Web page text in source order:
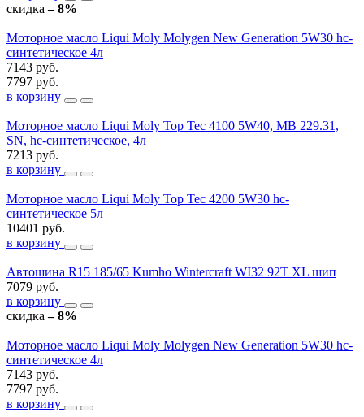
скидка– 8%
Моторное масло Liqui Moly Molygen New Generation 5W30 hc-
синтетическое 4л
7143 руб.
7797 руб.
в корзину
Моторное масло Liqui Moly Top Tec 4100 5W40, MB 229.31,
SN, hc-синтетическое, 4л
7213 руб.
в корзину
Моторное масло Liqui Moly Top Tec 4200 5W30 hc-
синтетическое 5л
10401 руб.
в корзину
Автошина R15 185/65 Kumho Wintercraft WI32 92T XL шип
7079 руб.
в корзину
скидка– 8%
Моторное масло Liqui Moly Molygen New Generation 5W30 hc-
синтетическое 4л
7143 руб.
7797 руб.
в корзину